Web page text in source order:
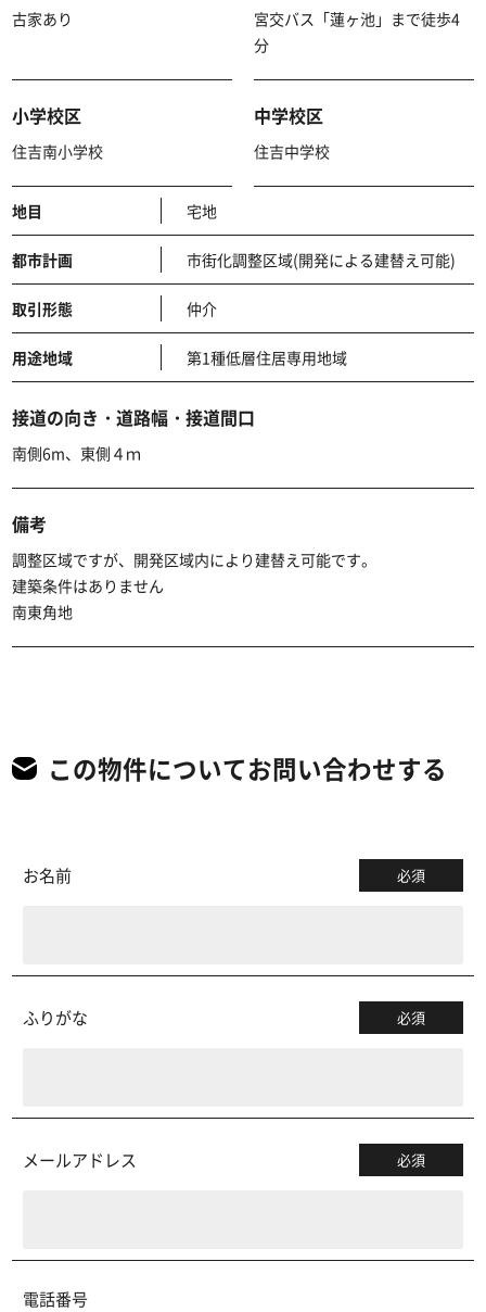
古家あり
宮交バス「蓮ヶ池」まで徒歩4
分
小学校区
住吉南小学校
中学校区
住吉中学校
地目 宅地
都市計画 市街化調整区域(開発による建替え可能)
取引形態 仲介
用途地域 第1種低層住居専用地域
接道の向き・道路幅・接道間口
南側6m、東側４ｍ
備考
調整区域ですが、開発区域内により建替え可能です。
建築条件はありません
南東角地
この物件についてお問い合わせする
お名前 必須
ふりがな 必須
メールアドレス 必須
電話番号